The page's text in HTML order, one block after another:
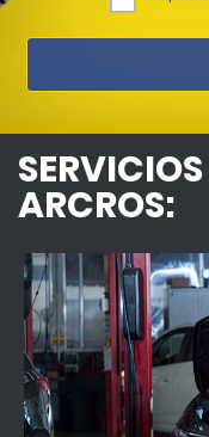
ARCROS: